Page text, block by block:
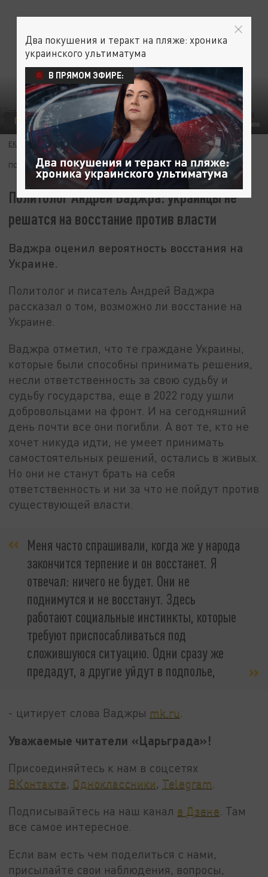
ФОТО: MICHAEL KUDRYAVTSEV/GLOBALLOOKPRESS
ПОЛИТИКА
ЕКАТЕРИНА КНЯЗЕВА 14 СЕНТЯБРЯ 10:13
ПОДПИШИТЕСЬ:
Политолог Андрей Ваджра: украинцы не
решатся на восстание против власти
Ваджра оценил вероятность восстания на
Украине.
Политолог и писатель Андрей Ваджра
рассказал о том, возможно ли восстание на
Украине.
Ваджра отметил, что те граждане Украины,
которые были способны принимать решения,
несли ответственность за свою судьбу и
судьбу государства, еще в 2022 году ушли
добровольцами на фронт. И на сегодняшний
день почти все они погибли. А вот те, кто не
хочет никуда идти, не умеет принимать
самостоятельных решений, остались в живых.
Но они не станут брать на себя
ответственность и ни за что не пойдут против
существующей власти.
Меня часто спрашивали, когда же у народа
закончится терпение и он восстанет. Я
отвечал: ничего не будет. Они не
поднимутся и не восстанут. Здесь
работают социальные инстинкты, которые
требуют приспосабливаться под
сложившуюся ситуацию. Одни сразу же
предадут, а другие уйдут в подполье,
- цитирует слова Ваджры mk.ru
Уважаемые читатели «Царьграда»!
Присоединяйтесь к нам в соцсетях
ВКонтакте, Одноклассники, Telegram
Подписывайтесь на наш канал в Дзене . Там
все самое интересное.
Если вам есть чем поделиться с нами,
присылайте свои наблюдения, вопросы,
Два покушения и теракт на пляже: хроника
украинского ультиматума
В ПРЯМОМ ЭФИРЕ: